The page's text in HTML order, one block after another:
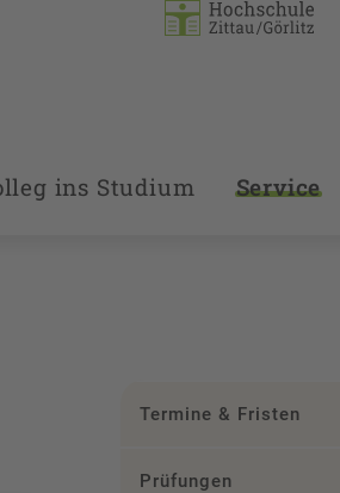
ins Studium Service
Termine & Fristen
Prüfungen